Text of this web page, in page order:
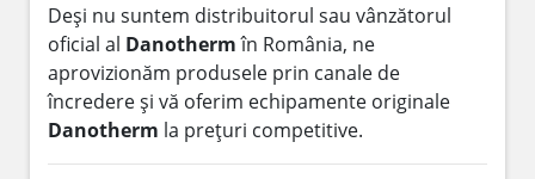
Deși nu suntem distribuitorul sau vânzătorul
oficial al Danothermîn România, ne
aprovizionăm produsele prin canale de
încredere și vă oferim echipamente originale
Danotherm la prețuri competitive.